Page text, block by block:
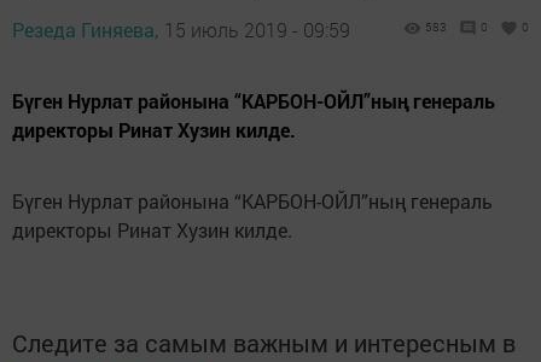
Резеда Гиняева, 15 июль 2019 - 09:59 583 0 0
Бүген Нурлат районына “КАРБОН-ОЙЛ”ның генераль
директоры Ринат Хузин килде.
Бүген Нурлат районына “КАРБОН-ОЙЛ”ның генераль
директоры Ринат Хузин килде.
Следите за самым важным и интересным в